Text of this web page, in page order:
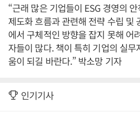
“근래 많은 기업들이 ESG 경영의
제도화 흐름과 관련해 전략 수립 및
에서 구체적인 방향을 잡지 못해 어
자들이 많다. 책이 특히 기업의 실
움이 되길 바란다.” 박소망 기자
인기기사